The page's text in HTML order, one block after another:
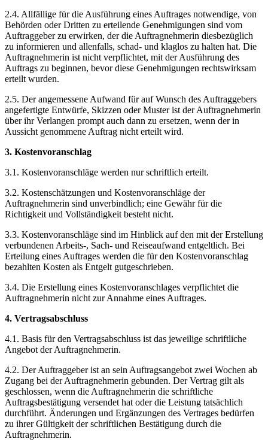
2.4. Allfällige für die Ausführung eines Auftrages notwendige, von
Behörden oder Dritten zu erteilende Genehmigungen sind vom
Auftraggeber zu erwirken, der die Auftragnehmerin diesbezüglich
zu informieren und allenfalls, schad- und klaglos zu halten hat. Die
Auftragnehmerin ist nicht verpflichtet, mit der Ausführung des
Auftrags zu beginnen, bevor diese Genehmigungen rechtswirksam
erteilt wurden.
2.5. Der angemessene Aufwand für auf Wunsch des Auftraggebers
angefertigte Entwürfe, Skizzen oder Muster ist der Auftragnehmerin
über ihr Verlangen prompt auch dann zu ersetzen, wenn der in
Aussicht genommene Auftrag nicht erteilt wird.
3. Kostenvoranschlag
3.1. Kostenvoranschläge werden nur schriftlich erteilt.
3.2. Kostenschätzungen und Kostenvoranschläge der
Auftragnehmerin sind unverbindlich; eine Gewähr für die
Richtigkeit und Vollständigkeit besteht nicht.
3.3. Kostenvoranschläge sind im Hinblick auf den mit der Erstellung
verbundenen Arbeits-, Sach- und Reiseaufwand entgeltlich. Bei
Erteilung eines Auftrages werden die für den Kostenvoranschlag
bezahlten Kosten als Entgelt gutgeschrieben.
3.4. Die Erstellung eines Kostenvoranschlages verpflichtet die
Auftragnehmerin nicht zur Annahme eines Auftrages.
4. Vertragsabschluss
4.1. Basis für den Vertragsabschluss ist das jeweilige schriftliche
Angebot der Auftragnehmerin.
4.2. Der Auftraggeber ist an sein Auftragsangebot zwei Wochen ab
Zugang bei der Auftragnehmerin gebunden. Der Vertrag gilt als
geschlossen, wenn die Auftragnehmerin die schriftliche
Auftragsbestätigung versendet hat oder die Leistung tatsächlich
durchführt. Änderungen und Ergänzungen des Vertrages bedürfen
zu ihrer Gültigkeit der schriftlichen Bestätigung durch die
Auftragnehmerin.